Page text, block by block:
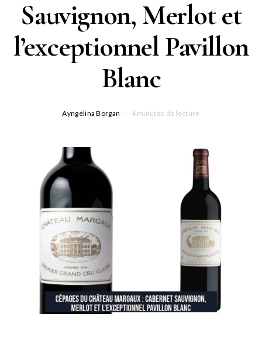
Sauvignon, Merlot et
l’exceptionnel Pavillon
Blanc
Ayngelina Borgan 4 minutes de lecture